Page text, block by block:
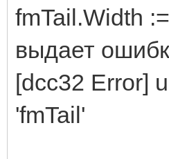
fmTail.Width
выдает
[dcc32 Error]
'fmTail'